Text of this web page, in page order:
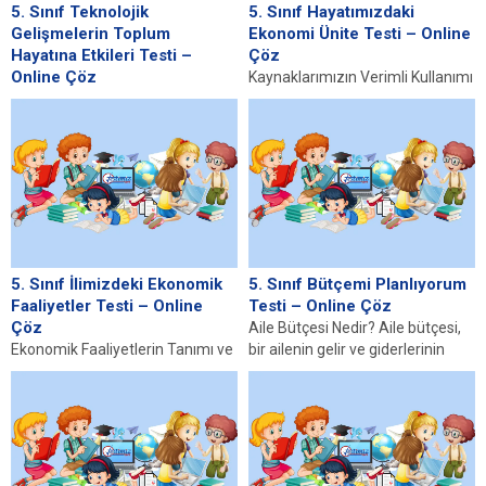
5. Sınıf Teknolojik
Gelişmelerin Toplum
Hayatına Etkileri Testi –
Online Çöz
Tekerleğin icadı, insanlık tarihinin
kabul edilir ve bunun taşıma ve...
5. Sınıf Hayatımızdaki
Ekonomi Ünite Testi – Online
Çöz
Kaynaklarımızın Verimli Kullanımı
Kaynaklarımız genel anlamda
bir şekilde kullanmak...
5. Sınıf İlimizdeki Ekonomik
Faaliyetler Testi – Online
Çöz
Ekonomik Faaliyetlerin Tanımı ve
Önemi Ekonomik faaliyetler,
ve yaşam standartlarını artırmak
amacıyla...
5. Sınıf Bütçemi Planlıyorum
Testi – Online Çöz
Aile Bütçesi Nedir? Aile bütçesi,
bir ailenin gelir ve giderlerinin
düzenli bir şekilde planlandığı,